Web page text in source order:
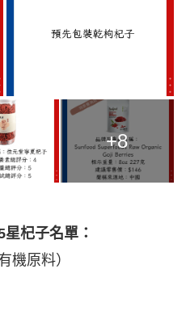
+8
杞子名單：
機原料）